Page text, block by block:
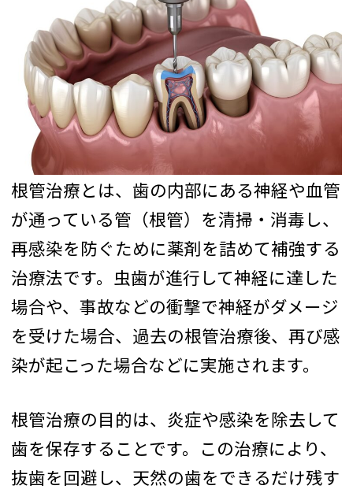
根管治療とは、歯の内部にある神経や血管
が通っている管（根管）を清掃・消毒し、
再感染を防ぐために薬剤を詰めて補強する
治療法です。虫歯が進行して神経に達した
場合や、事故などの衝撃で神経がダメージ
を受けた場合、過去の根管治療後、再び感
染が起こった場合などに実施されます。
根管治療の目的は、炎症や感染を除去して
歯を保存することです。この治療により、
抜歯を回避し、天然の歯をできるだけ残す